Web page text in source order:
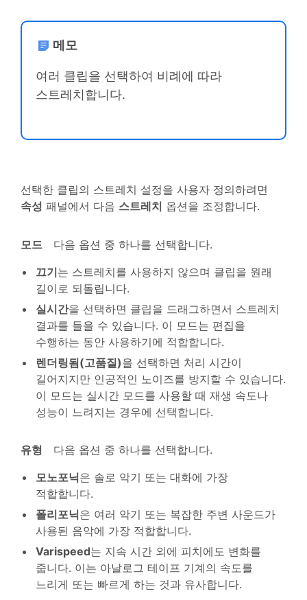
메모
여러 클립을 선택하여 비례에 따라
스트레치합니다.
선택한 클립의 스트레치 설정을 사용자 정의하려면
속성 패널에서 다음 스트레치 옵션을 조정합니다.
모드
다음 옵션 중 하나를 선택합니다.
끄기는 스트레치를 사용하지 않으며 클립을 원래
길이로 되돌립니다.
실시간을 선택하면 클립을 드래그하면서 스트레치
결과를 들을 수 있습니다. 이 모드는 편집을
수행하는 동안 사용하기에 적합합니다.
렌더링됨(고품질)을 선택하면 처리 시간이
길어지지만 인공적인 노이즈를 방지할 수 있습니다.
이 모드는 실시간 모드를 사용할 때 재생 속도나
성능이 느려지는 경우에 선택합니다.
유형
다음 옵션 중 하나를 선택합니다.
모노포닉은 솔로 악기 또는 대화에 가장
적합합니다.
폴리포닉은 여러 악기 또는 복잡한 주변 사운드가
사용된 음악에 가장 적합합니다.
Varispeed는 지속 시간 외에 피치에도 변화를
줍니다. 이는 아날로그 테이프 기계의 속도를
느리게 또는 빠르게 하는 것과 유사합니다.